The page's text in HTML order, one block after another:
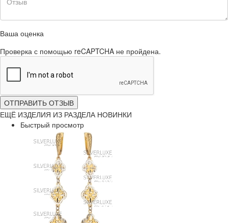
Ваша оценка
Проверка с помощью reCAPTCHA не пройдена.
ОТПРАВИТЬ ОТЗЫВ
ЕЩЁ ИЗДЕЛИЯ ИЗ РАЗДЕЛА НОВИНКИ
Быстрый просмотр